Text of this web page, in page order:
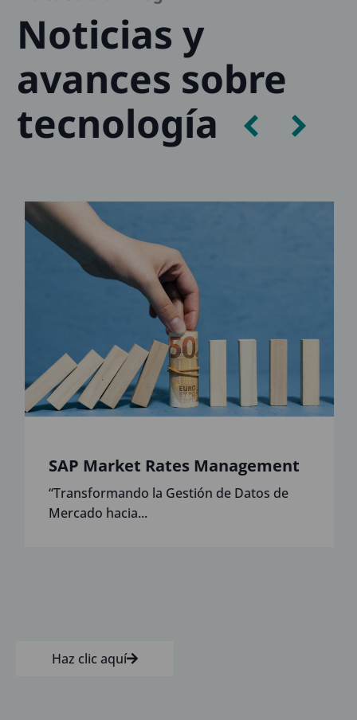
Noticias y
avances sobre
tecnología
SAP Market Rates Management
“Transformando la Gestión de Datos de
Mercado hacia...
Haz clic aquí